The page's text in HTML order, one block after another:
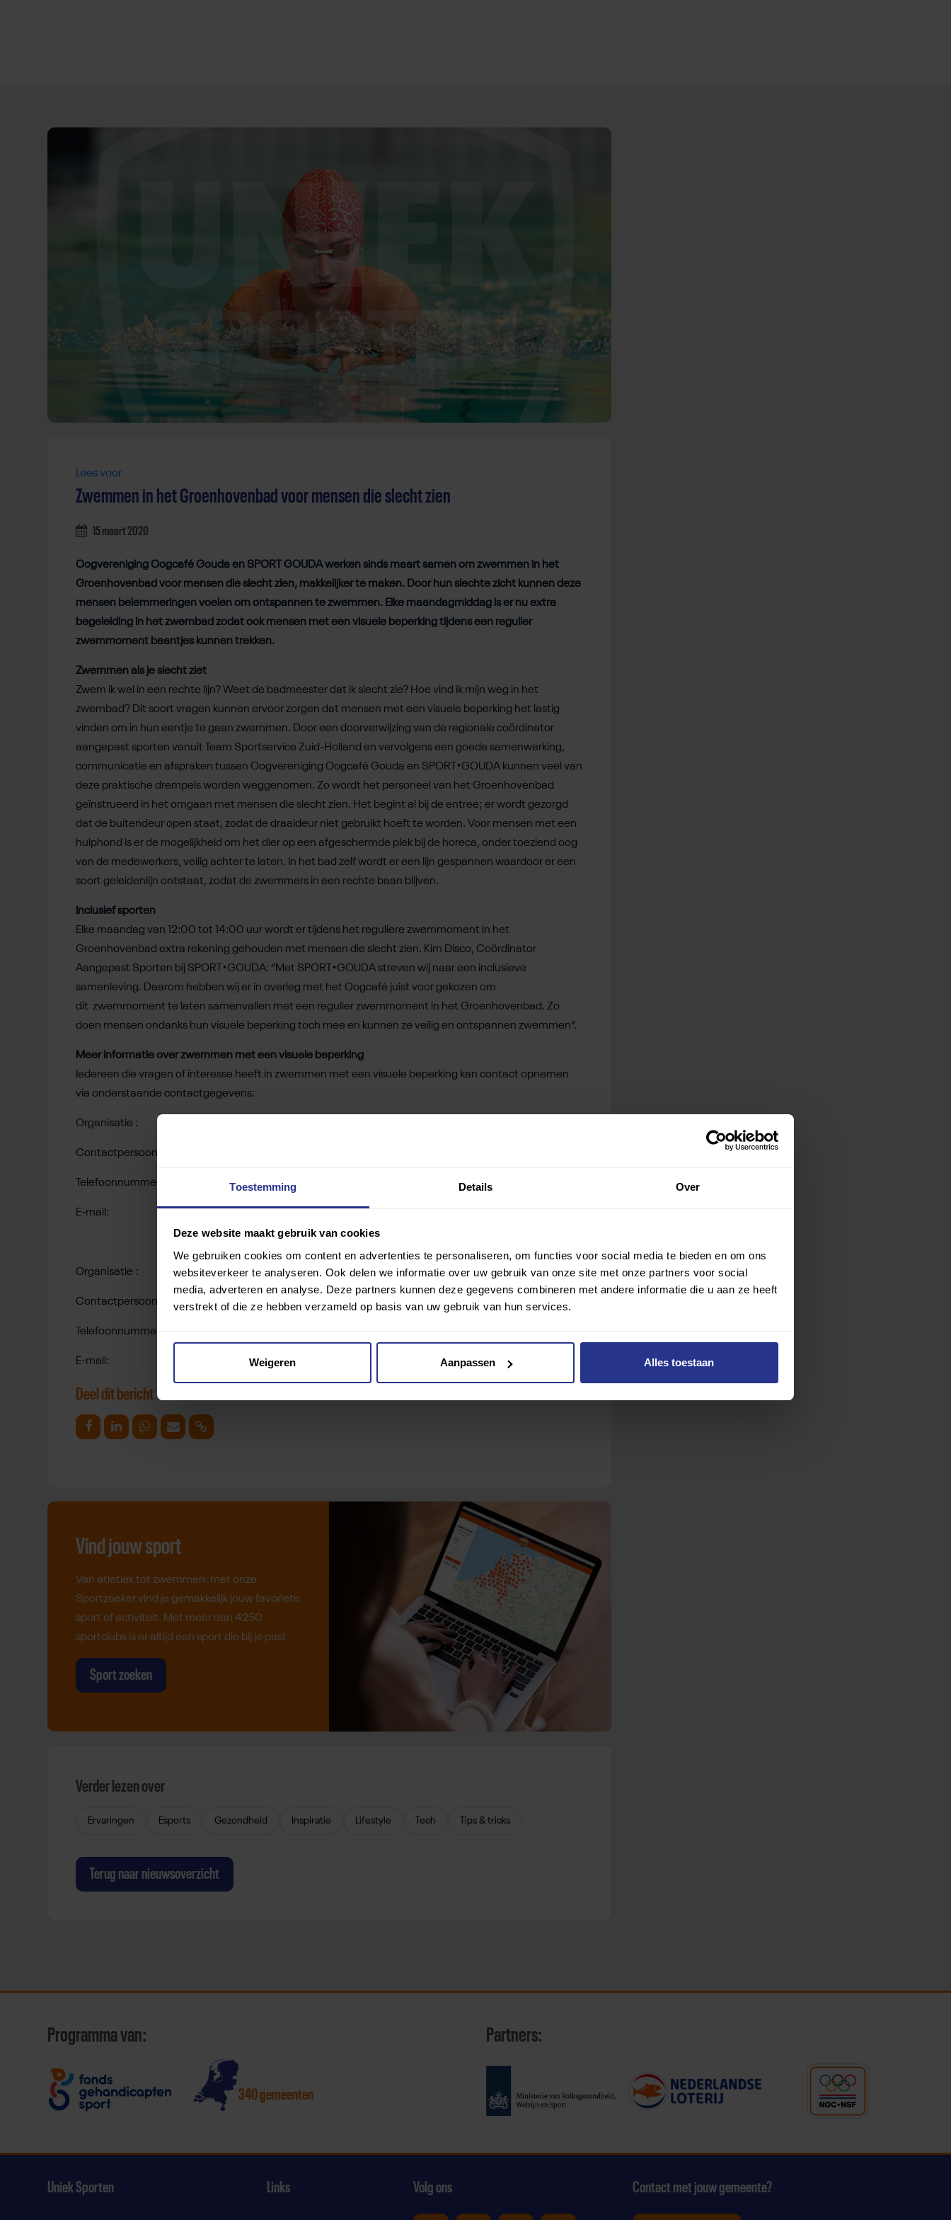
Toestemming Details Over
Deze website maakt gebruik van cookies
We gebruiken cookies om content en advertenties te personaliseren, om functies voor social media te bieden en om ons
websiteverkeer te analyseren. Ook delen we informatie over uw gebruik van onze site met onze partners voor social
media, adverteren en analyse. Deze partners kunnen deze gegevens combineren met andere informatie die u aan ze heeft
verstrekt of die ze hebben verzameld op basis van uw gebruik van hun services.
Weigeren Aanpassen Alles toestaan
Lees voor
Zwemmen in het Groenhovenbad voor mensen die slecht zien
15 maart 2020
Oogvereniging Oogcafé Gouda en SPORT GOUDA werken sinds maart samen om zwemmen in het
Groenhovenbad voor mensen die slecht zien, makkelijker te maken. Door hun slechte zicht kunnen deze
mensen belemmeringen voelen om ontspannen te zwemmen. Elke maandagmiddag is er nu extra
begeleiding in het zwembad zodat ook mensen met een visuele beperking tijdens een regulier
zwemmoment baantjes kunnen trekken.
Zwemmen als je slecht ziet
Zwem ik wel in een rechte lijn? Weet de badmeester dat ik slecht zie? Hoe vind ik mijn weg in het
zwembad? Dit soort vragen kunnen ervoor zorgen dat mensen met een visuele beperking het lastig
vinden om in hun eentje te gaan zwemmen. Door een doorverwijzing van de regionale coördinator
aangepast sporten vanuit Team Sportservice Zuid-Holland en vervolgens een goede samenwerking,
communicatie en afspraken tussen Oogvereniging Oogcafé Gouda en SPORT•GOUDA kunnen veel van
deze praktische drempels worden weggenomen. Zo wordt het personeel van het Groenhovenbad
geïnstrueerd in het omgaan met mensen die slecht zien. Het begint al bij de entree; er wordt gezorgd
dat de buitendeur open staat, zodat de draaideur niet gebruikt hoeft te worden. Voor mensen met een
hulphond is er de mogelijkheid om het dier op een afgeschermde plek bij de horeca, onder toeziend oog
van de medewerkers, veilig achter te laten. In het bad zelf wordt er een lijn gespannen waardoor er een
soort geleidenlijn ontstaat, zodat de zwemmers in een rechte baan blijven.
Inclusief sporten
Elke maandag van 12:00 tot 14:00 uur wordt er tijdens het reguliere zwemmoment in het
Groenhovenbad extra rekening gehouden met mensen die slecht zien. Kim Disco, Coördinator
Aangepast Sporten bij SPORT•GOUDA: ”Met SPORT•GOUDA streven wij naar een inclusieve
samenleving. Daarom hebben wij er in overleg met het Oogcafé juist voor gekozen om
dit zwemmoment te laten samenvallen met een regulier zwemmoment in het Groenhovenbad. Zo
doen mensen ondanks hun visuele beperking toch mee en kunnen ze veilig en ontspannen zwemmen”.
Meer informatie over zwemmen met een visuele beperking
Iedereen die vragen of interesse heeft in zwemmen met een visuele beperking kan contact opnemen
via onderstaande contactgegevens:
Organisatie : Oogvereniging Oogcafé Gouda
Contactpersoon: Bonnie de Heij
Telefoonnummer: 06-15144176
E-mail:
Organisatie : SPORT•GOUDA
Contactpersoon: Kim Disco
Telefoonnummer: 0182-590910
E-mail: kim.disco@sportpuntgouda.nl
Deel dit bericht
Deel op Facebook
Deel op LinkedinDeel op Whatsapp
Mail link Kopieer link
Vind jouw sport
Van atletiek tot zwemmen: met onze
Sportzoeker vind je gemakkelijk jouw favoriete
sport of activiteit. Met meer dan 4250
sportclubs is er altijd een sport die bij je past.
Sport zoeken
Verder lezen over
Ervaringen Esports Gezondheid Inspiratie Lifestyle Tech Tips & tricks
Terug naar nieuwsoverzicht
Programma van:
340 gemeenten
Partners:
Uniek Sporten Links Volg ons Contact met jouw gemeente?